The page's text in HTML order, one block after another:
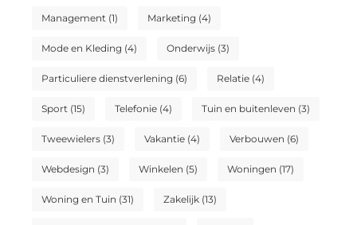
Management(1) Marketing (4)
Mode en Kleding (4) Onderwijs(3)
Particuliere dienstverlening (6) Relatie(4)
Sport(15) Telefonie(4) Tuin en buitenleven (3)
Tweewielers(3) Vakantie(4) Verbouwen (6)
Webdesign (3) Winkelen (5) Woningen (17)
Woning en Tuin (31) Zakelijk(13)